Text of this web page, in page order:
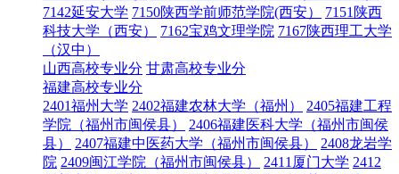
7142延安大学 7150陕西学前师范学院(西安）
7151陕西
科技大学（西安）
7162宝鸡文理学院 7167陕西理工大学
（汉中）
山西高校专业分 甘肃高校专业分
福建高校专业分
2401福州大学 2402福建农林大学（福州）
2405福建工程
学院（福州市闽侯县）
2406福建医科大学（福州市闽侯
县）
2407福建中医药大学（福州市闽侯县）
2408龙岩学
院 2409闽江学院（福州市闽侯县） 2411厦门大学 2412